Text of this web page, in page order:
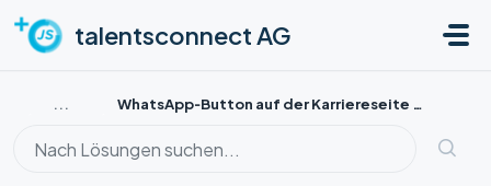
talentsconnect AG
... WhatsApp‑Button auf der Karriereseite – Platzierung &...